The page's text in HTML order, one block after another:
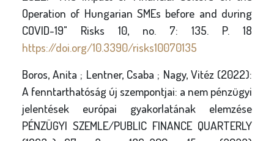
Operation of Hungarian SMEs before and during
COVID-19" Risks 10, no. 7: 135. P. 18
https://doi.org/10.3390/risks10070135
Boros, Anita ; Lentner, Csaba ; Nagy, Vitéz (2022):
A fenntarthatóság új szempontjai: a nem pénzügyi
jelentések európai gyakorlatának elemzése
PÉNZÜGYI SZEMLE/PUBLIC FINANCE QUARTERLY